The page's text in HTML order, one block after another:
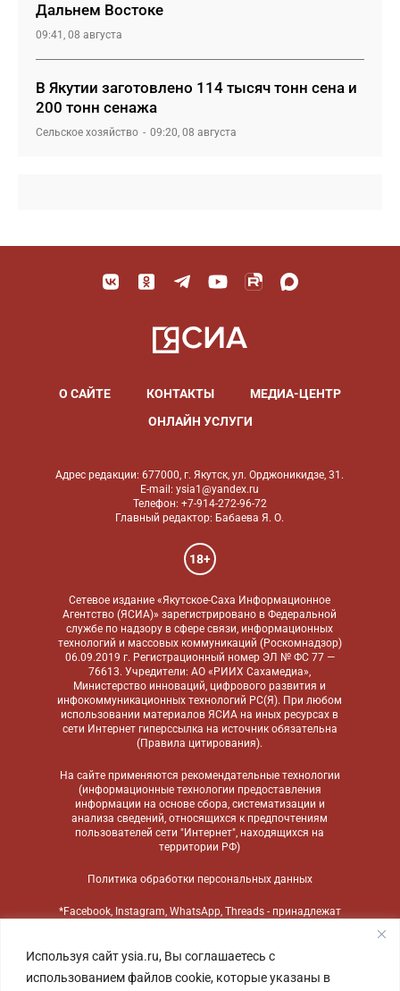
Используя сайт ysia.ru, Вы соглашаетесь с
использованием файлов cookie, которые указаны в
Дальнем Востоке
09:41, 08 августа
В Якутии заготовлено 114 тысяч тонн сена и
200 тонн сенажа
Сельское хозяйство 09:20, 08 августа
О САЙТЕ КОНТАКТЫ
МЕДИА-ЦЕНТР
ОНЛАЙН УСЛУГИ
Адрес редакции: 677000, г. Якутск, ул. Орджоникидзе, 31.
E-mail: ysia1@yandex.ru
Телефон: +7-914-272-96-72
Главный редактор: Бабаева Я. О.
18+
Сетевое издание «Якутское-Саха Информационное
Агентство (ЯСИА)» зарегистрировано в Федеральной
службе по надзору в сфере связи, информационных
технологий и массовых коммуникаций (Роскомнадзор)
06.09.2019 г. Регистрационный номер ЭЛ № ФС 77 —
76613. Учредители: АО «РИИХ Сахамедиа»,
Министерство инноваций, цифрового развития и
инфокоммуникационных технологий РС(Я). При любом
использовании материалов ЯСИА на иных ресурсах в
сети Интернет гиперссылка на источник обязательна
(Правила цитирования).
На сайте применяются рекомендательные технологии
(информационные технологии предоставления
информации на основе сбора, систематизации и
анализа сведений, относящихся к предпочтениям
пользователей сети "Интернет", находящихся на
территории РФ)
Политика обработки персональных данных
*Facebook, Instagram, WhatsApp, Threads - принадлежат